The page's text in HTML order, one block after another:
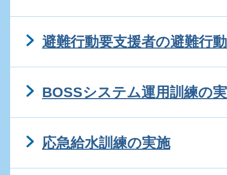
避難行動要支援者の避難行
BOSSシステム運用訓練の
応急給水訓練の実施